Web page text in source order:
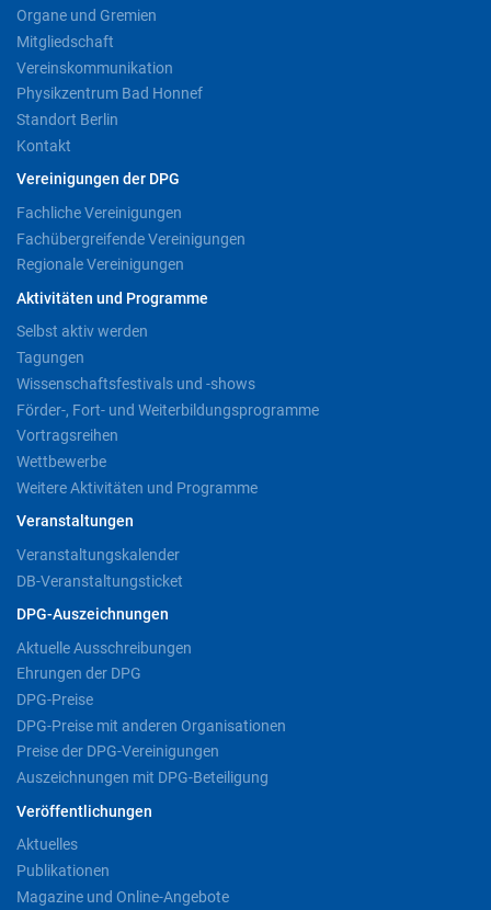
Organe und Gremien
Mitgliedschaft
Vereinskommunikation
Physikzentrum Bad Honnef
Standort Berlin
Kontakt
Vereinigungen der DPG
Fachliche Vereinigungen
Fachübergreifende Vereinigungen
Regionale Vereinigungen
Aktivitäten und Programme
Selbst aktiv werden
Tagungen
Wissenschaftsfestivals und -shows
Förder-, Fort- und Weiterbildungsprogramme
Vortragsreihen
Wettbewerbe
Weitere Aktivitäten und Programme
Veranstaltungen
Veranstaltungskalender
DB-Veranstaltungsticket
DPG-Auszeichnungen
Aktuelle Ausschreibungen
Ehrungen der DPG
DPG-Preise
DPG-Preise mit anderen Organisationen
Preise der DPG-Vereinigungen
Auszeichnungen mit DPG-Beteiligung
Veröffentlichungen
Aktuelles
Publikationen
Magazine und Online-Angebote